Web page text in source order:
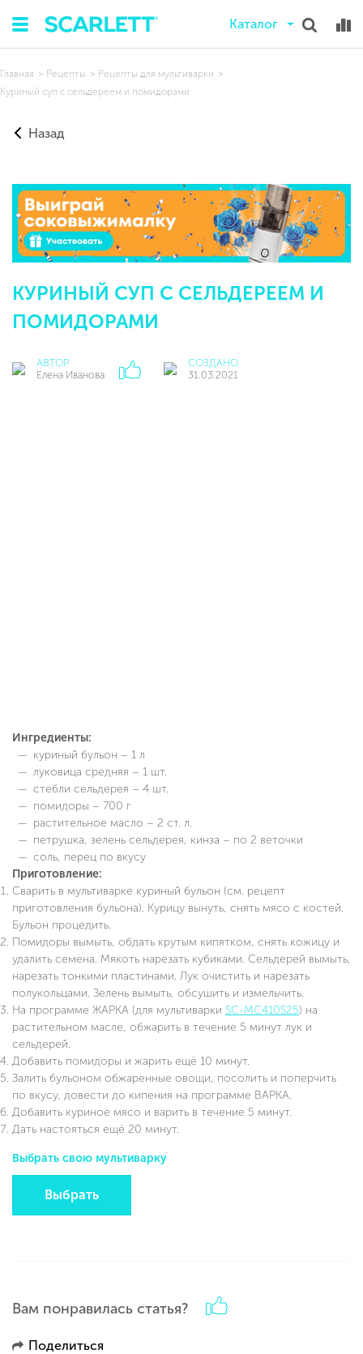
Каталог
Главная Рецепты
Рецепты для мультиварки
Куриный суп с сельдереем и помидорами
Назад
КУРИНЫЙ СУП С СЕЛЬДЕРЕЕМ И
ПОМИДОРАМИ
АВТОР
Елена Иванова
СОЗДАНО
31.03.2021
Ингредиенты:
куриный бульон – 1 л
луковица средняя – 1 шт.
стебли сельдерея – 4 шт.
помидоры – 700 г
растительное масло – 2 ст. л.
петрушка, зелень сельдерея, кинза – по 2 веточки
соль, перец по вкусу
Приготовление:
Сварить в мультиварке куриный бульон (см. рецепт
приготовления бульона). Курицу вынуть, снять мясо с костей.
Бульон процедить.
Помидоры вымыть, обдать крутым кипятком, снять кожицу и
удалить семена. Мякоть нарезать кубиками. Сельдерей вымыть,
нарезать тонкими пластинами. Лук очистить и нарезать
полукольцами. Зелень вымыть, обсушить и измельчить.
На программе ЖАРКА (для мультиварки SC-MC410S25) на
растительном масле, обжарить в течение 5 минут лук и
сельдерей.
Добавить помидоры и жарить ещё 10 минут.
Залить бульоном обжаренные овощи, посолить и поперчить
по вкусу, довести до кипения на программе ВАРКА.
Добавить куриное мясо и варить в течение 5 минут.
Дать настояться ещё 20 минут.
Выбрать свою мультиварку
Выбрать
Вам понравилась статья?
Поделиться